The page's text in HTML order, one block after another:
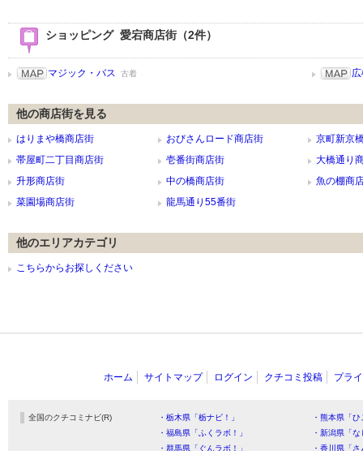
ショッピング 愛宕商店街（2件）
マジック・バス 古着
他の商店街を見る
はりまや橋商店街 おびさんロード商店街
京町新京
帯屋町二丁目商店街
壱番街商店街
大橋通り
升形商店街
中の橋商店街
魚の棚商
菜園場商店街
龍馬通り55番街
他のエリアカテゴリ
こちらからお探しください
ホーム サイトマップ ログイン クチコミ投稿 プラ
全国のクチコミナビ(R) ・栃木県「栃ナビ！」
・熊本県「
・福島県「ふくラボ！」
・新潟県「
・群馬県「ぐんラボ！」
・香川県「